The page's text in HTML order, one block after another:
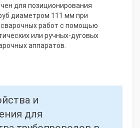
для позиционирования
диаметром 111 мм при
работ с помощью
или ручных-дуговых
аппаратов.
и
для